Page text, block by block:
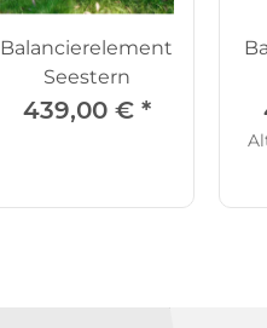
Balancierelement
Seestern
439,00 € *